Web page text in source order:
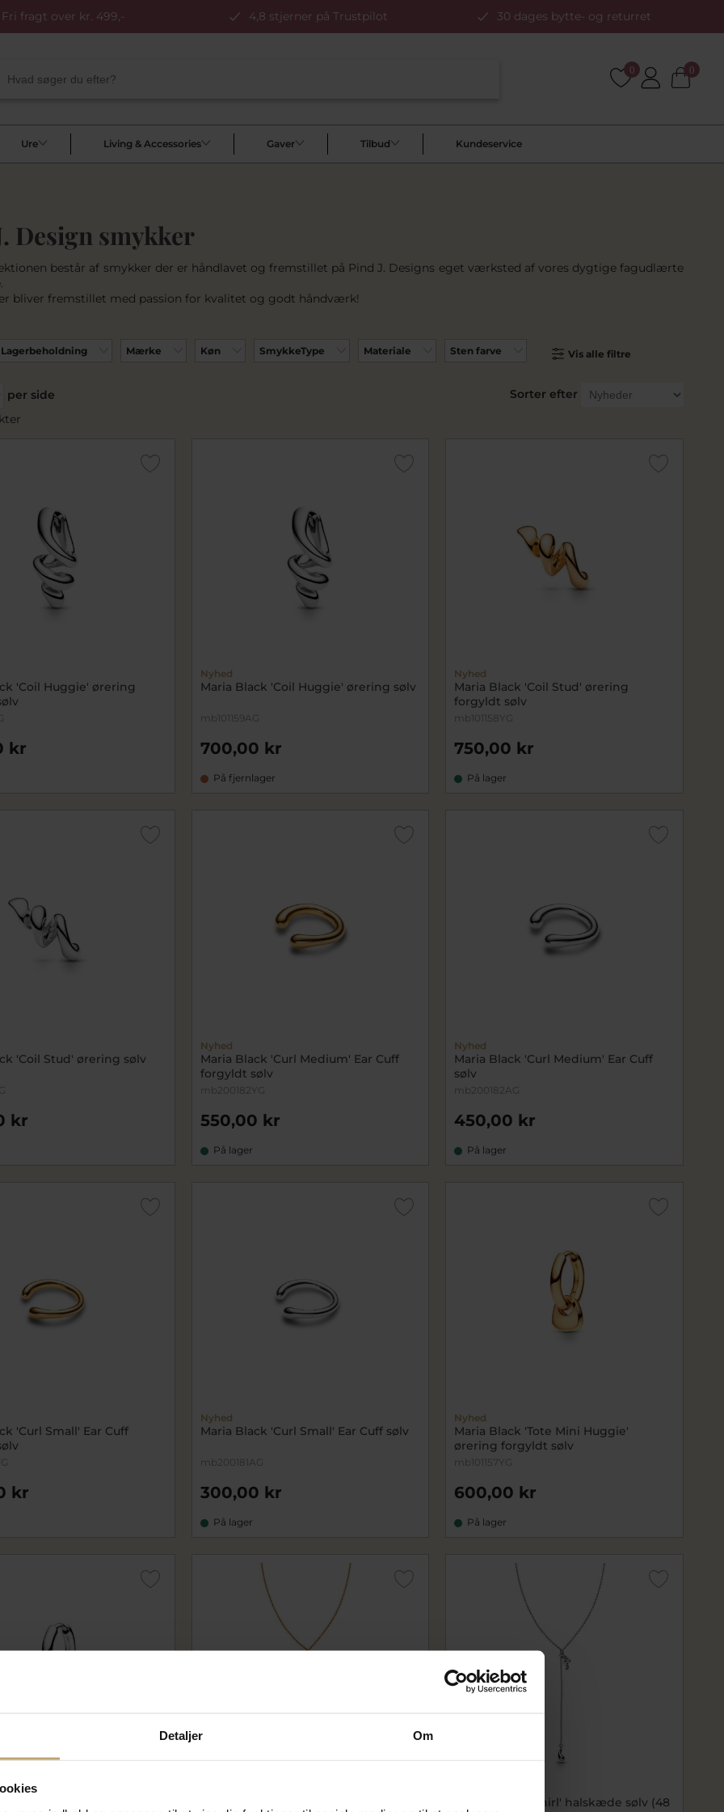
Detaljer Om
Fri fragt over kr. 499,- 4,8 stjerner på Trustpilot 30 dages bytte- og returret
0 0
Ure Living & Accessories Gaver Tilbud Kundeservice
Design smykker
består af smykker der er håndlavet og fremstillet på Pind J. Designs eget værksted af vores dygtige fagudlærte
bliver fremstillet med passion for kvalitet og godt håndværk!
Lagerbeholdning Mærke Køn SmykkeType Materiale Sten farve Vis alle filtre
Sorter efter
per side
'Coil Huggie' ørering
kr
Nyhed
Maria Black 'Coil Huggie' ørering sølv
mb101159AG
700,00 kr
På fjernlager
Nyhed
Maria Black 'Coil Stud' ørering
forgyldt sølv
mb101158YG
750,00 kr
På lager
'Coil Stud' ørering sølv
kr
Nyhed
Maria Black 'Curl Medium' Ear Cuff
forgyldt sølv
mb200182YG
550,00 kr
På lager
Nyhed
Maria Black 'Curl Medium' Ear Cuff
sølv
mb200182AG
450,00 kr
På lager
'Curl Small' Ear Cuff
kr
Nyhed
Maria Black 'Curl Small' Ear Cuff sølv
mb200181AG
300,00 kr
På lager
Nyhed
Maria Black 'Tote Mini Huggie'
ørering forgyldt sølv
mb101157YG
600,00 kr
På lager
Maria Black 'Whirl' halskæde sølv (48